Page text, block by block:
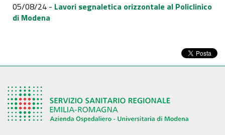
05/08/24 - Lavori segnaletica orizzontale al Policlinico
di Modena